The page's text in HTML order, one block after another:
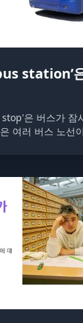
station’
은 버스가 잠
여러 버스 노선